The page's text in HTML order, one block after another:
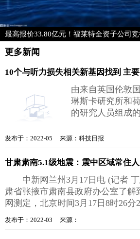
最高报价33.80亿元！福莱特全资子公司
更多新闻
由来自英国伦敦
琳斯卡研究所和
的研究人员组成
发
发布于：2022-05 来源：科技日报
中新网兰州3月17日电 (记者 丁
肃省张掖市肃南县政府办公室了解
网测定，北京时间3月17日8时26分
发布于：2022-03 来源：